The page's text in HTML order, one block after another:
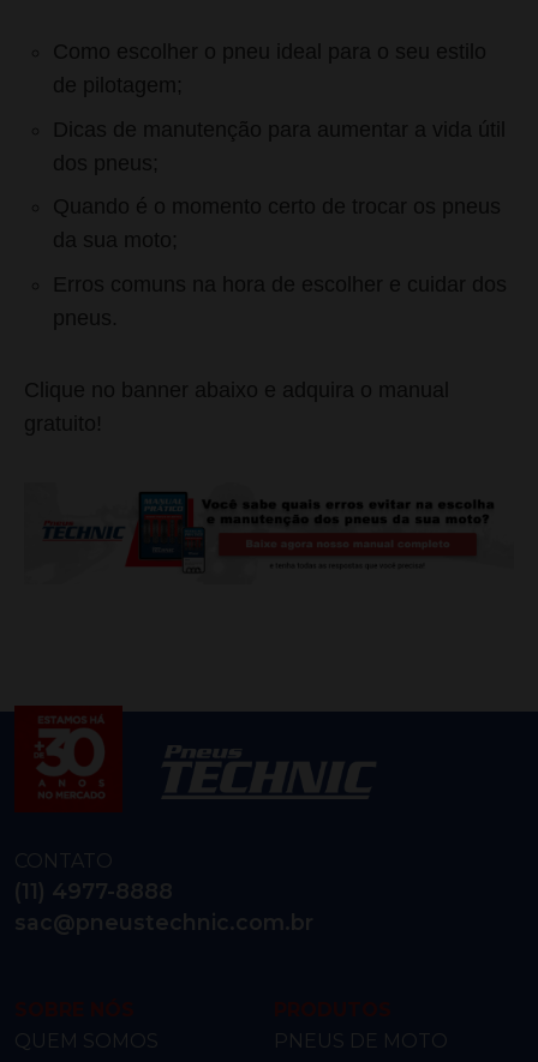
Como escolher o pneu ideal para o seu estilo
de pilotagem;
Dicas de manutenção para aumentar a vida útil
dos pneus;
Quando é o momento certo de trocar os pneus
da sua moto;
Erros comuns na hora de escolher e cuidar dos
pneus.
Clique no banner abaixo e adquira o manual
gratuito!
CONTATO
(11) 4977-8888
sac@pneustechnic.com.br
QUEM SOMOS
PNEUS DE MOTO